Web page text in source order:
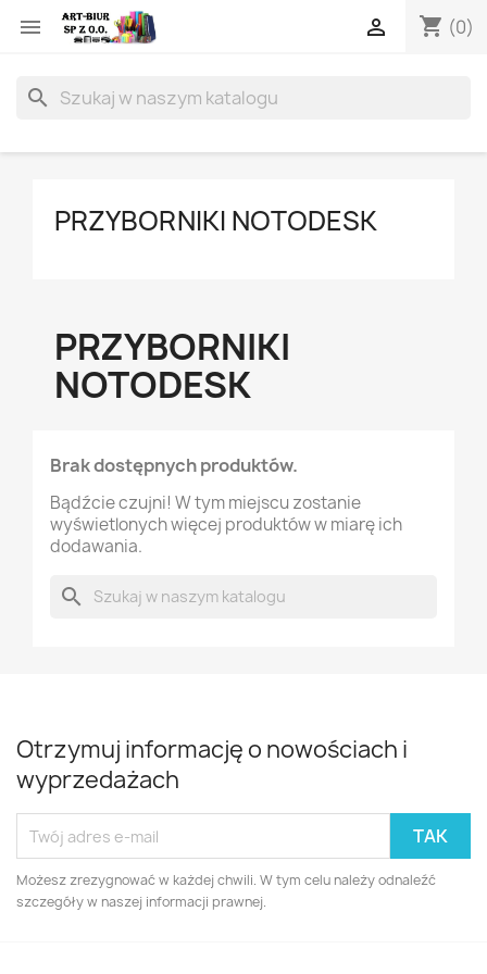
 shopping_cart (0)

search
PRZYBORNIKI NOTODESK
PRZYBORNIKI
NOTODESK
Brak dostępnych produktów.
Bądźcie czujni! W tym miejscu zostanie
wyświetlonych więcej produktów w miarę ich
dodawania.
search
Otrzymuj informację o nowościach i
wyprzedażach
Możesz zrezygnować w każdej chwili. W tym celu należy odnaleźć
szczegóły w naszej informacji prawnej.